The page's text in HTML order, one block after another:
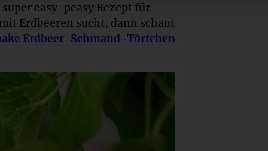
easy-peasy Rezept für
Erdbeeren sucht, dann schaut
Erdbeer-Schmand-Törtchen